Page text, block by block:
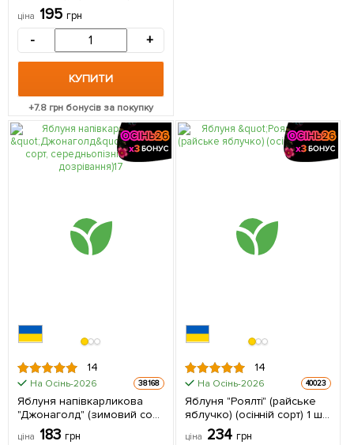
дозрівання) 1 саджанець в
упаковці
ціна 195 грн
- +
КУПИТИ
+7.8 грн бонусів за покупку
14
На Осінь-2026 38168
Яблуня напівкарликова
"Джонаголд" (зимовий сорт,
середньопізній термін
ціна 183 грн
14
На Осінь-2026 40023
Яблуня "Роялті" (райське
яблучко) (осінній сорт) 1 шт
в упаковці
ціна 234 грн